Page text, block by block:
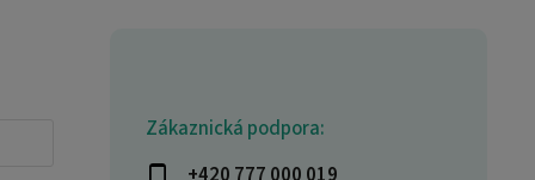
Zákaznická podpora: